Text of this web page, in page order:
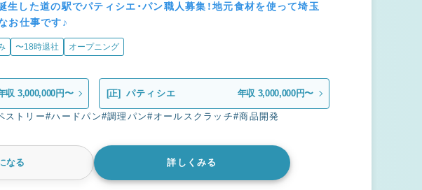
した道の駅でパティシエ・パン職人募集！地元食材を使って埼玉
お仕事です♪
〜18時退社 オープニング
収 3,000,000円〜 [正] パティシエ 年収 3,000,000円〜
ストリー#ハードパン#調理パン#オールスクラッチ#商品開発
なる 詳しくみる